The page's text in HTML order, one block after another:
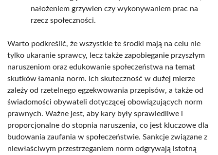
nałożeniem grzywien czy wykonywaniem prac na
rzecz społeczności.
Warto podkreślić, że wszystkie te środki mają na celu nie
tylko ukaranie sprawcy, lecz także zapobieganie przyszłym
naruszeniom oraz edukowanie społeczeństwa na temat
skutków łamania norm. Ich skuteczność w dużej mierze
zależy od rzetelnego egzekwowania przepisów, a także od
świadomości obywateli dotyczącej obowiązujących norm
prawnych. Ważne jest, aby kary były sprawiedliwe i
proporcjonalne do stopnia naruszenia, co jest kluczowe dla
budowania zaufania w społeczeństwie. Sankcje związane z
niewłaściwym przestrzeganiem norm odgrywają istotną